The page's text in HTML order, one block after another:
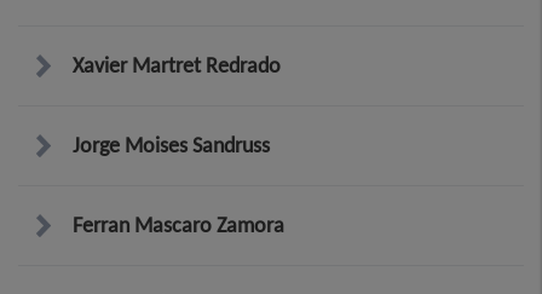
Xavier Martret Redrado
Jorge Moises Sandruss
Ferran Mascaro Zamora